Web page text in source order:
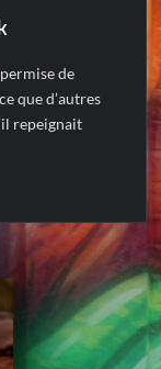
de
que d’autres
repeignait